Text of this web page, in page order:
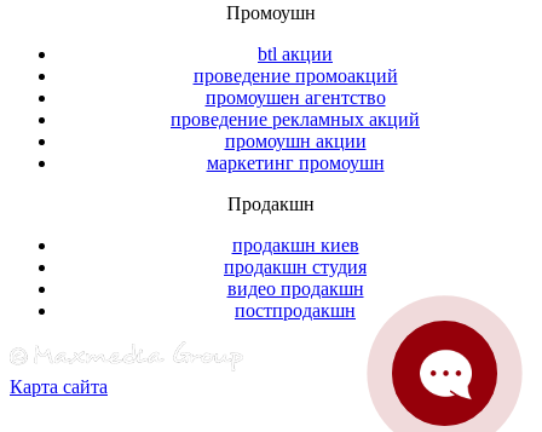
Промоушн
btl акции
проведение промоакций
промоушен агентство
проведение рекламных акций
промоушн акции
маркетинг промоушн
Продакшн
продакшн киев
продакшн студия
видео продакшн
постпродакшн
Карта сайта